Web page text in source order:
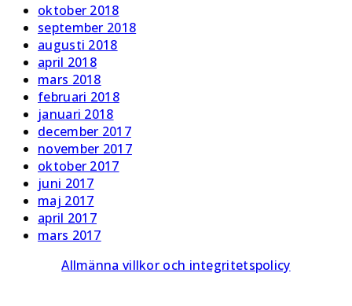
oktober 2018
september 2018
augusti 2018
april 2018
mars 2018
februari 2018
januari 2018
december 2017
november 2017
oktober 2017
juni 2017
maj 2017
april 2017
mars 2017
Allmänna villkor och integritetspolicy